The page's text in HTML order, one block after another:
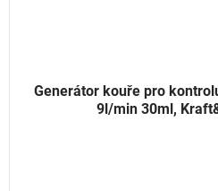
Generátor kouře pro
9l/min 30ml,